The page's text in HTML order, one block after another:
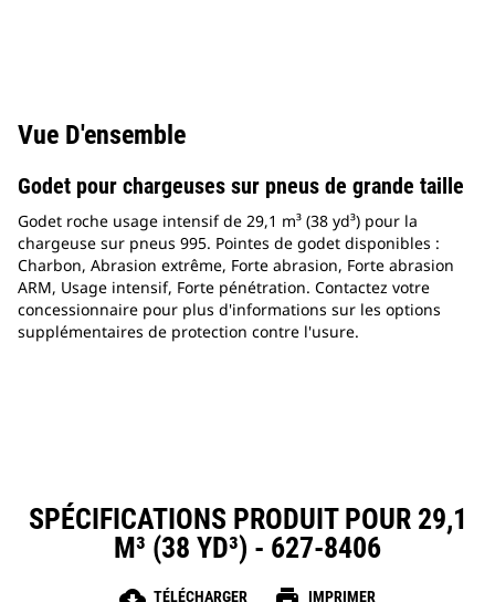
Vue D'ensemble
Godet pour chargeuses sur pneus de grande taille
Godet roche usage intensif de 29,1 m³ (38 yd³) pour la
chargeuse sur pneus 995. Pointes de godet disponibles :
Charbon, Abrasion extrême, Forte abrasion, Forte abrasion
ARM, Usage intensif, Forte pénétration. Contactez votre
concessionnaire pour plus d'informations sur les options
supplémentaires de protection contre l'usure.
SPÉCIFICATIONS PRODUIT POUR 29,1
M³ (38 YD³) - 627-8406
TÉLÉCHARGER IMPRIMER